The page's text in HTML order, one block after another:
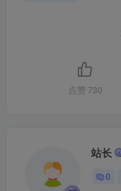
点赞 730
站长
0